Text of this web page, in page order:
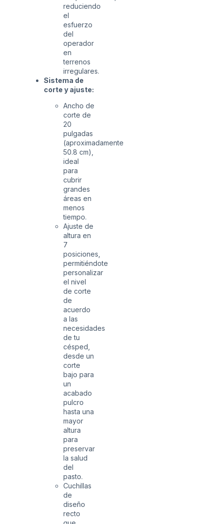
reduciendo
el
esfuerzo
del
operador
en
terrenos
irregulares.
Sistema de
corte y ajuste:
Ancho de
corte de
20
pulgadas
(aproximadamente
50.8 cm),
ideal
para
cubrir
grandes
áreas en
menos
tiempo.
Ajuste de
altura en
7
posiciones,
permitiéndote
personalizar
el nivel
de corte
de
acuerdo
a las
necesidades
de tu
césped,
desde un
corte
bajo para
un
acabado
pulcro
hasta una
mayor
altura
para
preservar
la salud
del
pasto.
Cuchillas
de
diseño
recto